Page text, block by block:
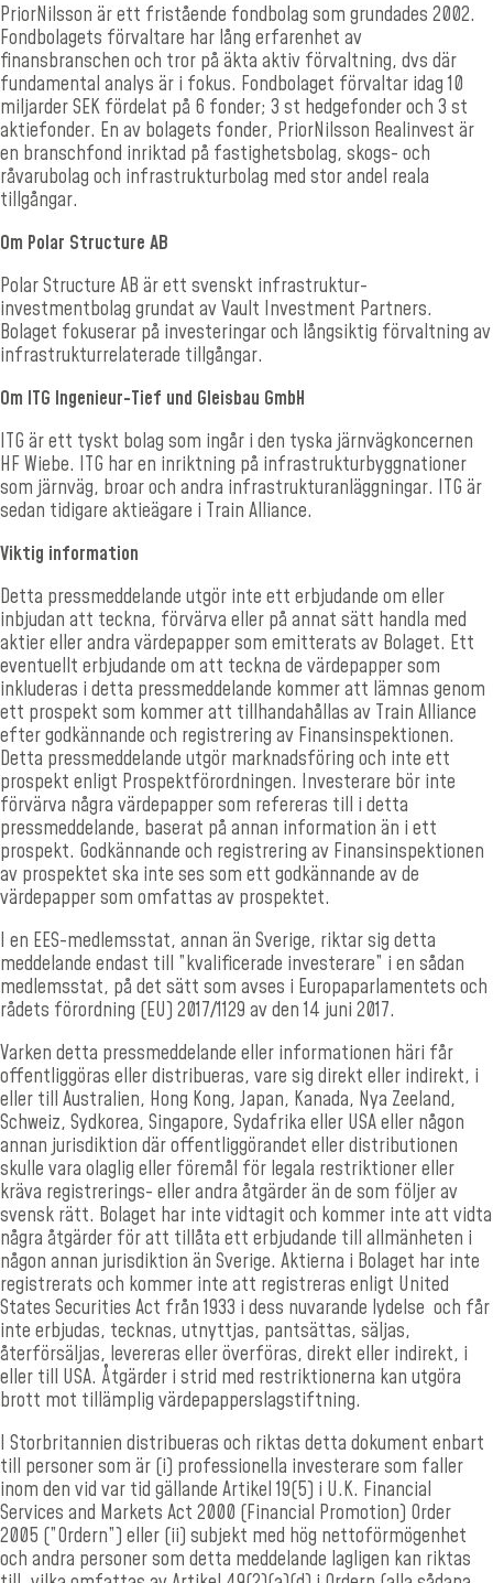
PriorNilsson är ett fristående fondbolag som grundades 2002.
Fondbolagets förvaltare har lång erfarenhet av
finansbranschen och tror på äkta aktiv förvaltning, dvs där
fundamental analys är i fokus. Fondbolaget förvaltar idag 10
miljarder SEK fördelat på 6 fonder; 3 st hedgefonder och 3 st
aktiefonder. En av bolagets fonder, PriorNilsson Realinvest är
en branschfond inriktad på fastighetsbolag, skogs- och
råvarubolag och infrastrukturbolag med stor andel reala
tillgångar.
Om Polar Structure AB
Polar Structure AB är ett svenskt infrastruktur-
investmentbolag grundat av Vault Investment Partners.
Bolaget fokuserar på investeringar och långsiktig förvaltning av
infrastrukturrelaterade tillgångar.
Om ITG Ingenieur-Tief und Gleisbau GmbH
ITG är ett tyskt bolag som ingår i den tyska järnvägkoncernen
HF Wiebe. ITG har en inriktning på infrastrukturbyggnationer
som järnväg, broar och andra infrastrukturanläggningar. ITG är
sedan tidigare aktieägare i Train Alliance.
Viktig information
Detta pressmeddelande utgör inte ett erbjudande om eller
inbjudan att teckna, förvärva eller på annat sätt handla med
aktier eller andra värdepapper som emitterats av Bolaget. Ett
eventuellt erbjudande om att teckna de värdepapper som
inkluderas i detta pressmeddelande kommer att lämnas genom
ett prospekt som kommer att tillhandahållas av Train Alliance
efter godkännande och registrering av Finansinspektionen.
Detta pressmeddelande utgör marknadsföring och inte ett
prospekt enligt Prospektförordningen. Investerare bör inte
förvärva några värdepapper som refereras till i detta
pressmeddelande, baserat på annan information än i ett
prospekt. Godkännande och registrering av Finansinspektionen
av prospektet ska inte ses som ett godkännande av de
värdepapper som omfattas av prospektet.
I en EES-medlemsstat, annan än Sverige, riktar sig detta
meddelande endast till ”kvalificerade investerare” i en sådan
medlemsstat, på det sätt som avses i Europaparlamentets och
rådets förordning (EU) 2017/1129 av den 14 juni 2017.
Varken detta pressmeddelande eller informationen häri får
offentliggöras eller distribueras, vare sig direkt eller indirekt, i
eller till Australien, Hong Kong, Japan, Kanada, Nya Zeeland,
Schweiz, Sydkorea, Singapore, Sydafrika eller USA eller någon
annan jurisdiktion där offentliggörandet eller distributionen
skulle vara olaglig eller föremål för legala restriktioner eller
kräva registrerings- eller andra åtgärder än de som följer av
svensk rätt. Bolaget har inte vidtagit och kommer inte att vidta
några åtgärder för att tillåta ett erbjudande till allmänheten i
någon annan jurisdiktion än Sverige. Aktierna i Bolaget har inte
registrerats och kommer inte att registreras enligt United
States Securities Act från 1933 i dess nuvarande lydelse och får
inte erbjudas, tecknas, utnyttjas, pantsättas, säljas,
återförsäljas, levereras eller överföras, direkt eller indirekt, i
eller till USA. Åtgärder i strid med restriktionerna kan utgöra
brott mot tillämplig värdepapperslagstiftning.
I Storbritannien distribueras och riktas detta dokument enbart
till personer som är (i) professionella investerare som faller
inom den vid var tid gällande Artikel 19(5) i U.K. Financial
Services and Markets Act 2000 (Financial Promotion) Order
2005 (”Ordern”) eller (ii) subjekt med hög nettoförmögenhet
och andra personer som detta meddelande lagligen kan riktas